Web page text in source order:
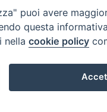
Rights Reserved |
puoi avere
questa
nella cookie policy